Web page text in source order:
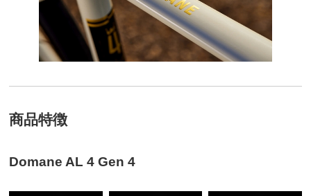
商品特徴
Domane AL 4 Gen 4